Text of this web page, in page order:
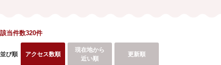
該当件数320件
並び順 アクセス数順
現在地から
近い順
更新順